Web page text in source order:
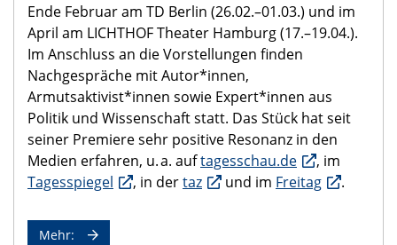
Ende Februar am TD Berlin (26.02.–01.03.) und im
April am LICHTHOF Theater Hamburg (17.–19.04.).
Im Anschluss an die Vorstellungen finden
Nachgespräche mit Autor*innen,
Armutsaktivist*innen sowie Expert*innen aus
Politik und Wissenschaft statt. Das Stück hat seit
seiner Premiere sehr positive Resonanz in den
Medien erfahren, u. a. auftagesschau.de
, im
Tagesspiegel
, in dertaz und im Freitag .
Mehr: